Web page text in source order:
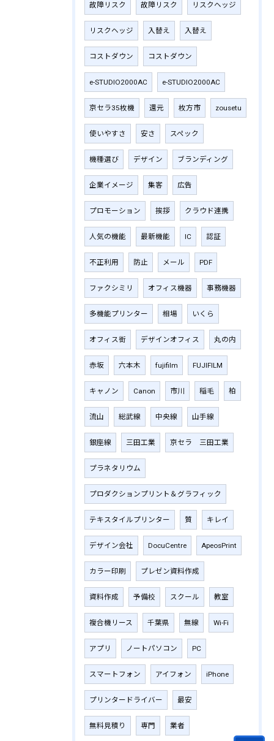
故障リスク 故障リスク リスクヘッジ
リスクヘッジ 入替え 入替え
コストダウン コストダウン
e-STUDIO2000AC e-STUDIO2000AC
京セラ35枚機 還元 枚方市 zousetu
使いやすさ 安さ スペック
機種選び デザイン ブランディング
企業イメージ 集客 広告
プロモーション 挨拶 クラウド連携
人気の機能 最新機能 IC 認証
不正利用 防止 メール PDF
ファクシミリ オフィス機器 事務機器
多機能プリンター 相場 いくら
オフィス街 デザインオフィス 丸の内
赤坂 六本木 fujifilm ‎FUJIFILM
キャノン Canon 市川 稲毛 柏
流山 総武線 中央線 山手線
銀座線 三田工業 京セラ 三田工業
プラネタリウム
プロダクションプリント＆グラフィック
テキスタイルプリンター 質 キレイ
デザイン会社 DocuCentre ApeosPrint
カラー印刷 プレゼン資料作成
資料作成 予備校 スクール 教室
複合機リース 千葉県 無線 Wi-Fi
アプリ ノートパソコン PC
スマートフォン アイフォン iPhone
プリンタードライバー 最安
無料見積り 専門 業者